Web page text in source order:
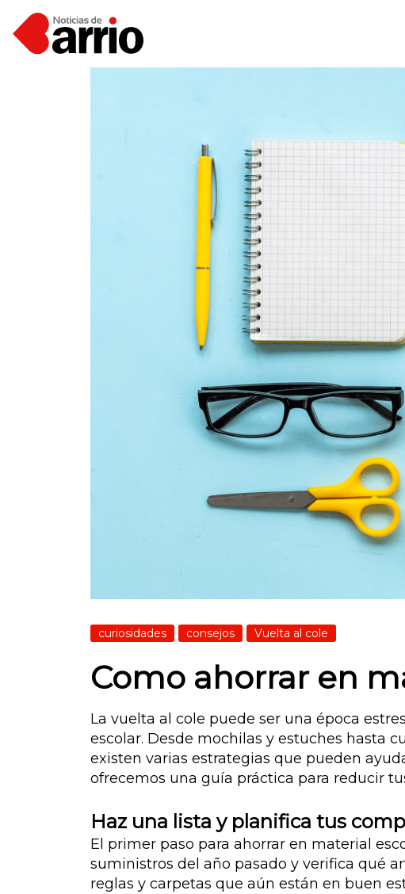
curiosidades consejos Vuelta al cole
Como ahorrar en
La vuelta al cole puede ser una época
escolar. Desde mochilas y estuches hasta
existen varias estrategias que pueden
ofrecemos una guía práctica para reducir
Haz una lista y planifica tus
El primer paso para ahorrar en material
suministros del año pasado y verifica qué
reglas y carpetas que aún están en buen